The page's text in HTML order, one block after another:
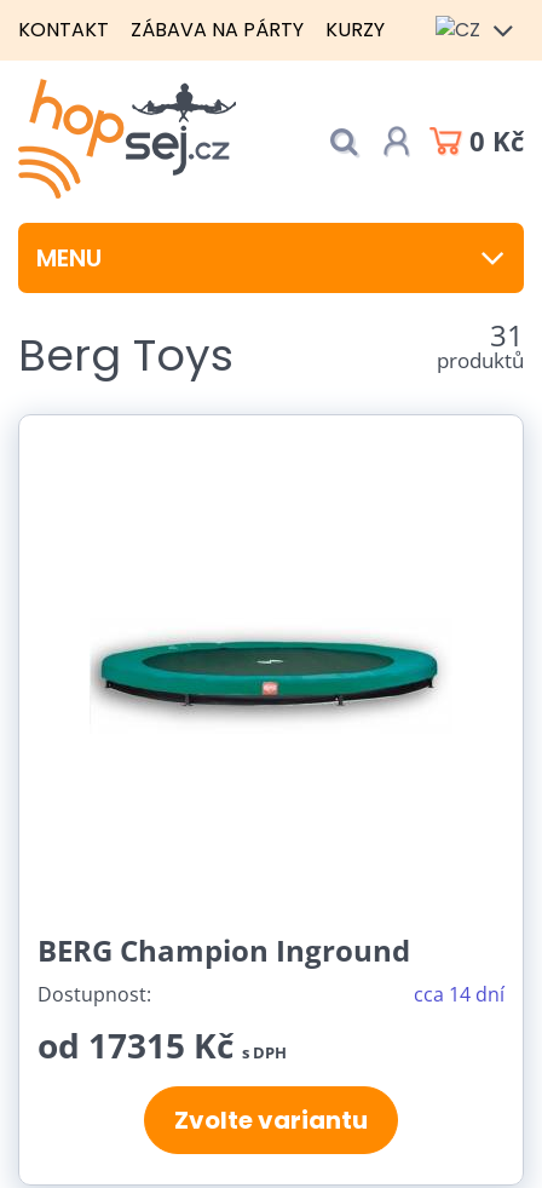
KONTAKT ZÁBAVA NA PÁRTY KURZY
0 Kč
MENU
Berg Toys 31
produktů
BERG Champion Inground
Dostupnost: cca 14 dní
od 17315 Kč s DPH
Zvolte variantu